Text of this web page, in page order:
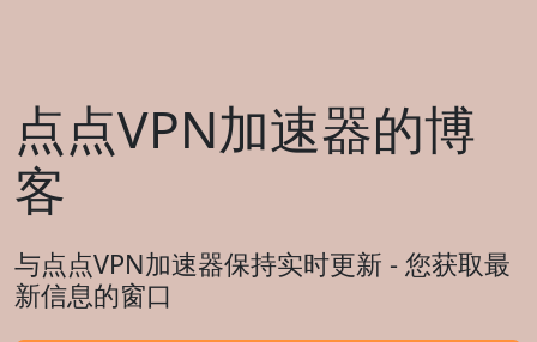
点点VPN加速器的博
客
与点点VPN加速器保持实时更新 - 您获取最
新信息的窗口